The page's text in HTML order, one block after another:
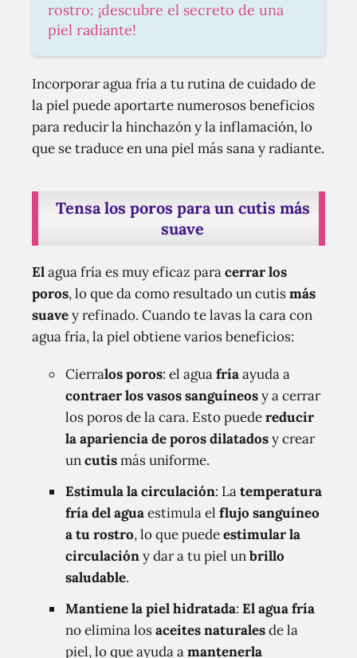
rostro: ¡descubre el secreto de una
piel radiante!
Incorporar agua fría a tu rutina de cuidado de
la piel puede aportarte numerosos beneficios
para reducir la hinchazón y la inflamación, lo
que se traduce en una piel más sana y radiante.
Tensa los poros para un cutis más
suave
Elagua fría es muy eficaz paracerrar los
poros, lo que da como resultado un cutismás
suavey refinado. Cuando te lavas la cara con
agua fría, la piel obtiene varios beneficios:
Cierralos poros: el aguafríaayuda a
contraer los vasos sanguíneosy a cerrar
los poros de la cara. Esto puedereducir
la apariencia de poros dilatadosy crear
uncutismás uniforme.
Estimula la circulación: Latemperatura
fría del aguaestimula el flujo sanguíneo
a tu rostro, lo que puedeestimular la
circulacióny dar a tu piel unbrillo
saludable.
Mantiene la piel hidratada: El agua fría
no elimina losaceites naturalesde la
piel, lo que ayuda amantenerla